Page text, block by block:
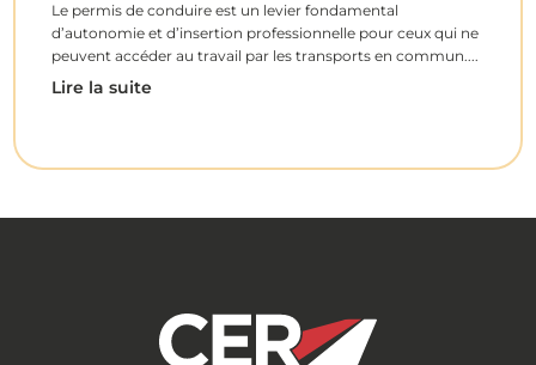
Le permis de conduire est un levier fondamental
d’autonomie et d’insertion professionnelle pour ceux qui ne
peuvent accéder au travail par les transports en commun....
Lire la suite